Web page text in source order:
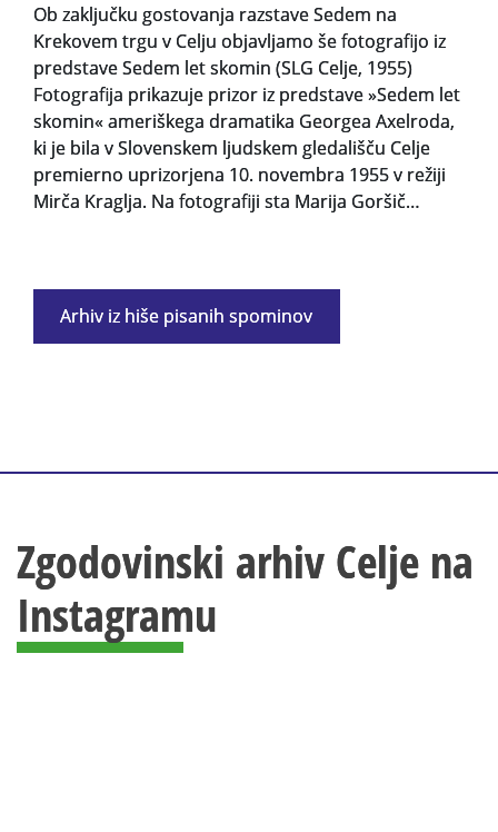
Ob zaključku gostovanja razstave Sedem na
Krekovem trgu v Celju objavljamo še fotografijo iz
predstave Sedem let skomin (SLG Celje, 1955)
Fotografija prikazuje prizor iz predstave »Sedem let
skomin« ameriškega dramatika Georgea Axelroda,
ki je bila v Slovenskem ljudskem gledališču Celje
premierno uprizorjena 10. novembra 1955 v režiji
Mirča Kraglja. Na fotografiji sta Marija Goršič…
Arhiv iz hiše pisanih spominov
Zgodovinski arhiv Celje na
Instagramu